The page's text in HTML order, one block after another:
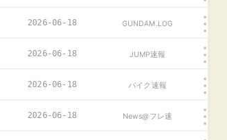
2026-06-18 GUNDAM.LOG
2026-06-18 JUMP速報
2026-06-18 バイク速報
2026-06-18 News@フレ速